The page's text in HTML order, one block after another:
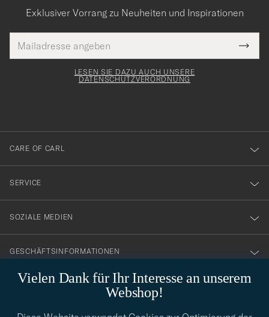
Vielen Dank für Ihr Interesse an unserem
Webshop!
Exklusiver Vorrang zu Neuheiten und Inspirationen
Mail
Adresse
Tack
för
dig
till
vårt
nyhetsbrev!
LESEN SIE DAZU AUCH UNSERE
DATENSCHUTZVERORDNUNG
CARE OF CARL
SERVICE
SOZIALE MEDIEN
GESCHÄFTSINFORMATIONEN